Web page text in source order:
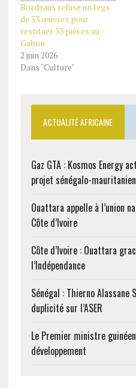
Bordeaux refuse un legs
de 53 œuvres pour
restituer 33 pièces au
Gabon
2 juin 2026
Dans "Culture"
ACTUALITÉ AFRICAINE
Gaz GTA : Kosmos Energy
projet sénégalo-mauritanien
Ouattara appelle à l’union
Côte d’Ivoire
Côte d’Ivoire : Ouattara
l’Indépendance
Sénégal : Thierno Alassane
duplicité sur l’ASER
Le Premier ministre
développement